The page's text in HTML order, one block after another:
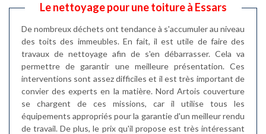
Le nettoyage pour une toiture à Essars
De nombreux déchets ont tendance à s'accumuler au niveau
des toits des immeubles. En fait, il est utile de faire des
travaux de nettoyage afin de s'en débarrasser. Cela va
permettre de garantir une meilleure présentation. Ces
interventions sont assez difficiles et il est très important de
convier des experts en la matière. Nord Artois couverture
se chargent de ces missions, car il utilise tous les
équipements appropriés pour la garantie d'un meilleur rendu
de travail. De plus, le prix qu'il propose est très intéressant